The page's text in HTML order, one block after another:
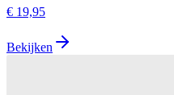
€ 19,95
Bekijken